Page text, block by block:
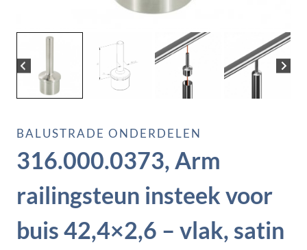
BALUSTRADE ONDERDELEN
316.000.0373, Arm
railingsteun insteek voor
buis 42,4×2,6 – vlak, satin